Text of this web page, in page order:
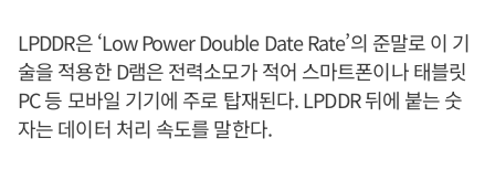
LPDDR은 ‘Low Power Double Date Rate’의 준말로 이 기
술을 적용한 D램은 전력소모가 적어 스마트폰이나 태블릿
PC 등 모바일 기기에 주로 탑재된다. LPDDR 뒤에 붙는 숫
자는 데이터 처리 속도를 말한다.